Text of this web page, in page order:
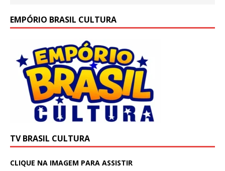
EMPÓRIO BRASIL CULTURA
TV BRASIL CULTURA
CLIQUE NA IMAGEM PARA ASSISTIR